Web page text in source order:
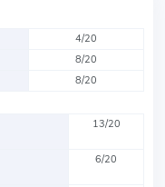
4/20
8/20
8/20
13/20
6/20